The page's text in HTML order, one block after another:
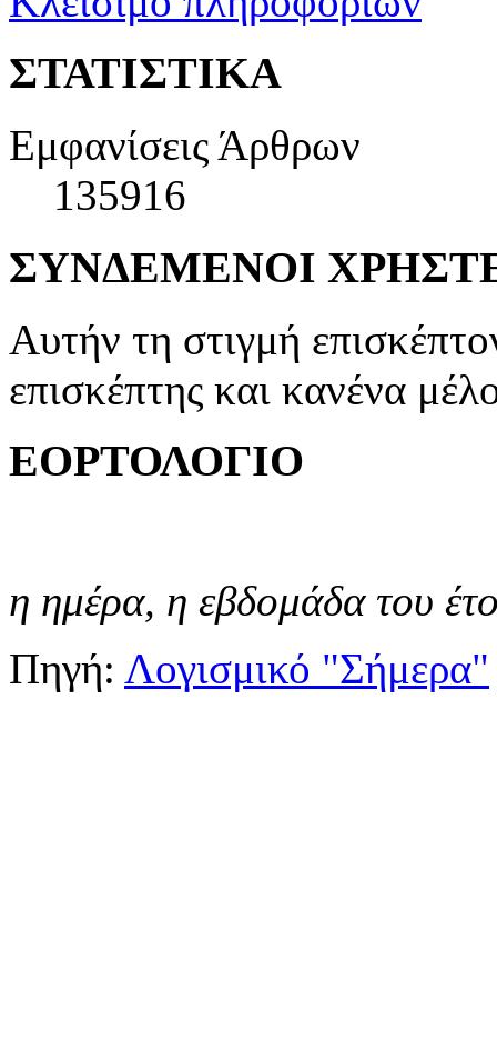
ΣΤΑΤΙΣΤΙΚΑ
Εμφανίσεις Άρθρων
135916
ΣΥΝΔΕΜΕΝΟΙ
Αυτήν τη στιγμή
επισκέπτης και κανένα
ΕΟΡΤΟΛΟΓΙΟ
η ημέρα, η εβδομάδα του
Πηγή: Λογισμικό "Σήμερα"